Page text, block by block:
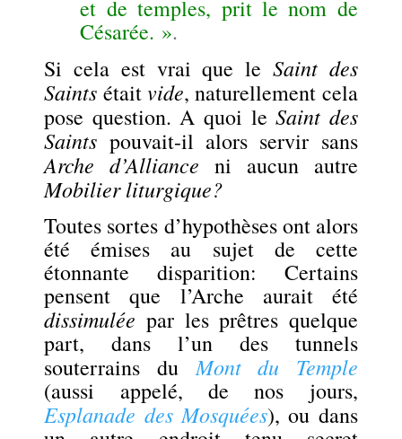
et de temples, prit le nom de
Césarée. ».
Si cela est vrai que le Saint des
Saints étaitvide, naturellement cela
pose question. A quoi leSaint des
Saints pouvait-il alors servir sans
Arche d’Alliance ni aucun autre
Mobilier liturgique?
Toutes sortes d’hypothèses ont alors
été émises au sujet de cette
étonnante disparition: Certains
pensent que l’Arche aurait été
dissimulée par les prêtres quelque
part, dans l’un des tunnels
souterrains du Mont du Temple
(aussi appelé, de nos jours,
Esplanade des Mosquées), ou dans